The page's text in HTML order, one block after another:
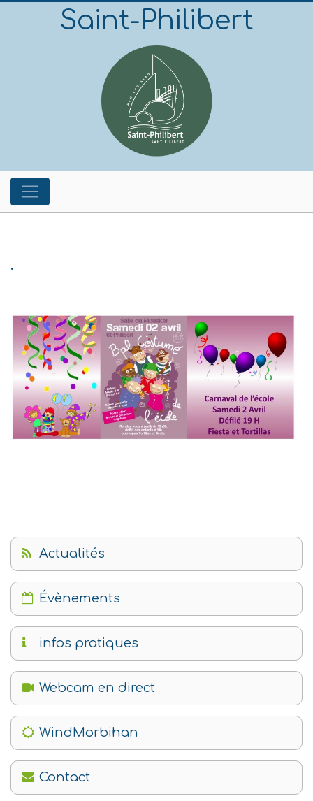
Saint-Philibert
.
Actualités
Évènements
infos pratiques
Webcam en direct
WindMorbihan
Contact